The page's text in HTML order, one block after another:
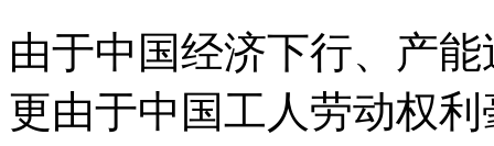
由于中国经济下行、产
更由于中国工人劳动权